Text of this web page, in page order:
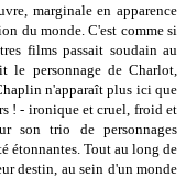
marginale en apparence
du monde. C'est comme si
films passait soudain au
le personnage de Charlot,
n'apparaît plus ici que
! - ironique et cruel, froid et
son trio de personnages
étonnantes. Tout au long de
destin, au sein d'un monde